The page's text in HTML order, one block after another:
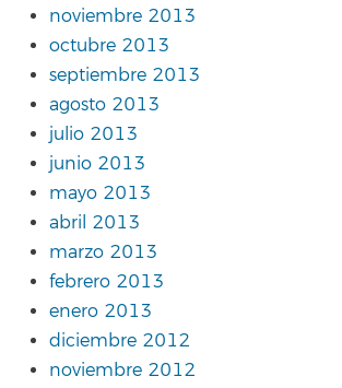
noviembre 2013
octubre 2013
septiembre 2013
agosto 2013
julio 2013
junio 2013
mayo 2013
abril 2013
marzo 2013
febrero 2013
enero 2013
diciembre 2012
noviembre 2012